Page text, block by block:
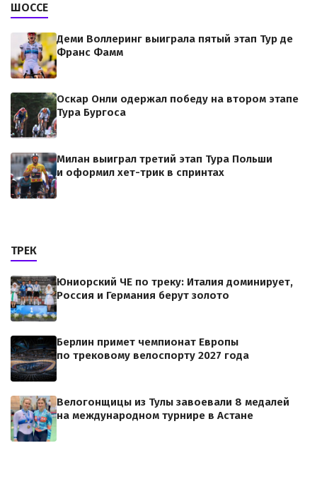
ШОССЕ
Деми Воллеринг выиграла пятый этап Тур де
Франс Фамм
Оскар Онли одержал победу на втором этапе
Тура Бургоса
Милан выиграл третий этап Тура Польши
и оформил хет-трик в спринтах
ТРЕК
Юниорский ЧЕ по треку: Италия доминирует,
Россия и Германия берут золото
Берлин примет чемпионат Европы
по трековому велоспорту 2027 года
Велогонщицы из Тулы завоевали 8 медалей
на международном турнире в Астане